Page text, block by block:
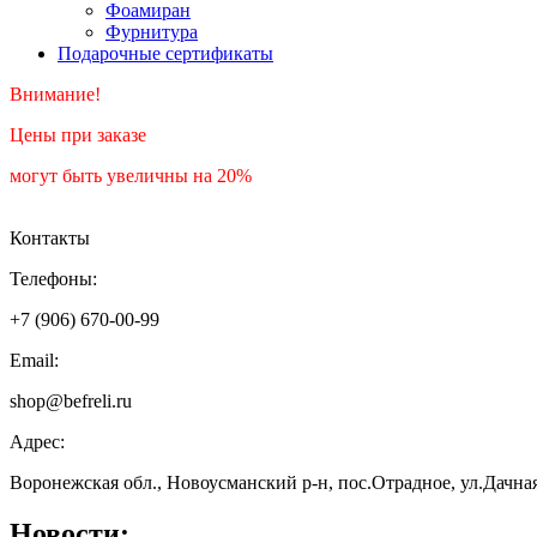
Фоамиран
Фурнитура
Подарочные сертификаты
Внимание!
Цены при заказе
могут быть увеличны на 20%
Контакты
Телефоны:
+7 (906) 670-00-99
Email:
shop@befreli.ru
Адрес:
Воронежская обл., Новоусманский р-н, пос.Отрадное,